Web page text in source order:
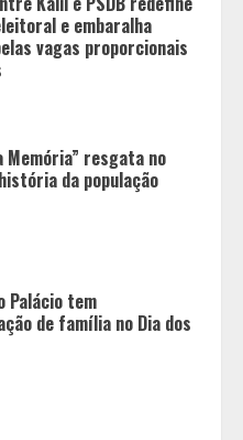
Memória” resgata no
da população
Palácio tem
de família no Dia dos
da Cachaça com a